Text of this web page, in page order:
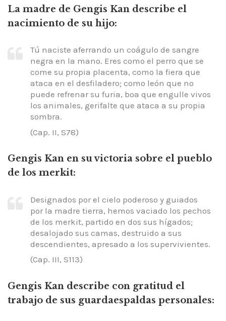
La madre de Gengis Kan describe el
nacimiento de su hijo:
Tú naciste aferrando un coágulo de sangre
negra en la mano. Eres como el perro que se
come su propia placenta, como la fiera que
ataca en el desfiladero; como león que no
puede refrenar su furia, boa que engulle vivos
los animales, gerifalte que ataca a su propia
sombra.
(Cap. II, S78)
Gengis Kan en su victoria sobre el pueblo
de los merkit:
Designados por el cielo poderoso y guiados
por la madre tierra, hemos vaciado los pechos
de los merkit, partido en dos sus hígados;
desalojado sus camas, destruido a sus
descendientes, apresado a los supervivientes.
(Cap. III, S113)
Gengis Kan describe con gratitud el
trabajo de sus guardaespaldas personales: